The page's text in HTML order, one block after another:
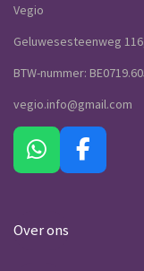
Vegio
Geluwesesteenweg
BTW-nummer:
vegio.info@gmail.com
W
h
t
F
a
Over ons